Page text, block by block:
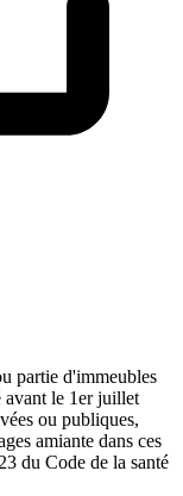
partie d'immeubles
avant le 1er juillet
ou publiques,
amiante dans ces
du Code de la santé